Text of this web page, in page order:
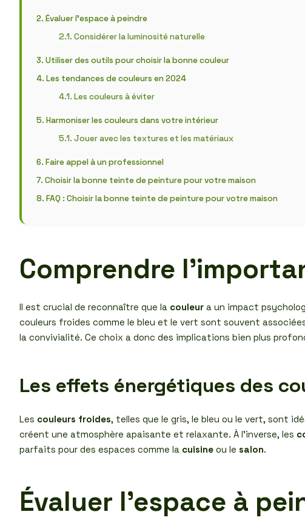
Évaluer l’espace à peindre
Considérer la luminosité naturelle
Utiliser des outils pour choisir la bonne couleur
Les tendances de couleurs en 2024
Les couleurs à éviter
Harmoniser les couleurs dans votre intérieur
Jouer avec les textures et les matériaux
Faire appel à un professionnel
Choisir la bonne teinte de peinture pour votre maison
FAQ : Choisir la bonne teinte de peinture pour votre maison
Comprendre
Il est crucial de reconnaître que la couleur a un impact
couleurs froides comme le bleu et le vert sont souvent
la convivialité. Ce choix a donc des implications bien plus
Les effets énergétiques des
Les couleurs froides, telles que le gris, le bleu ou le vert, sont
créent une atmosphère apaisante et relaxante. À l’inverse, les
parfaits pour des espaces comme la cuisine ou le salon.
Évaluer l’espace à